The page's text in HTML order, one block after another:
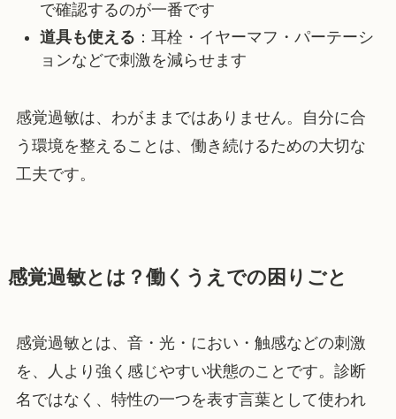
で確認するのが一番です
道具も使える ：耳栓・イヤーマフ・パーテーシ
ョンなどで刺激を減らせます
感覚過敏は、わがままではありません。自分に合
う環境を整えることは、働き続けるための大切な
工夫です。
感覚過敏とは？働くうえでの困りごと
感覚過敏とは、音・光・におい・触感などの刺激
を、人より強く感じやすい状態のことです。診断
名ではなく、特性の一つを表す言葉として使われ